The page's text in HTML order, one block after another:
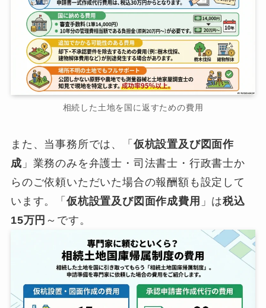
相続した土地を国に返すための費用
また、当事務所では、「 仮杭設置及び図面作
成 」業務のみを弁護士・司法書士・行政書士か
らのご依頼いただいた場合の報酬額も設定して
います。「 仮杭設置及び図面作成費用 」は税込
15万円 ～です。